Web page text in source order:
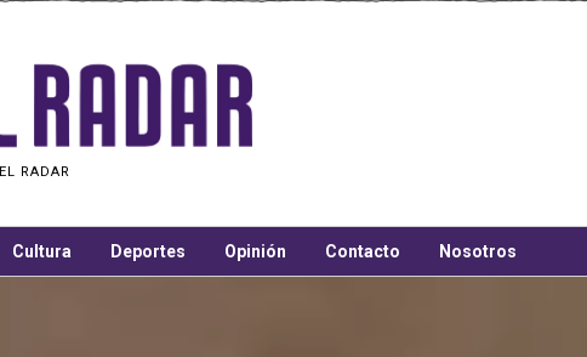
EL RADAR
Cultura Deportes Opinión Contacto Nosotros